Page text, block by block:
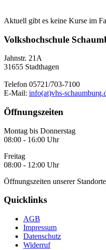
Aktuell gibt es keine Kurse im
Volkshochschule
Jahnstr. 21A
31655 Stadthagen
Telefon 05721/703-7100
E-Mail: info(at)vhs-
Öffnungszeiten
Montag bis Donnerstag
08:00 - 16:00 Uhr
Freitag
08:00 - 12:00 Uhr
Öffnungszeiten unserer Standorte
Quicklinks
AGB
Impressum
Datenschutz
Widerruf